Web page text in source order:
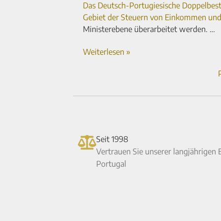
Das Deutsch-Portugiesische
Gebiet der Steuern von Ein­kommen
Ministerebene überarbeitet werden. …
Weiterlesen »
Seit 1998
Vertrauen Sie unserer langjährigen
Portugal